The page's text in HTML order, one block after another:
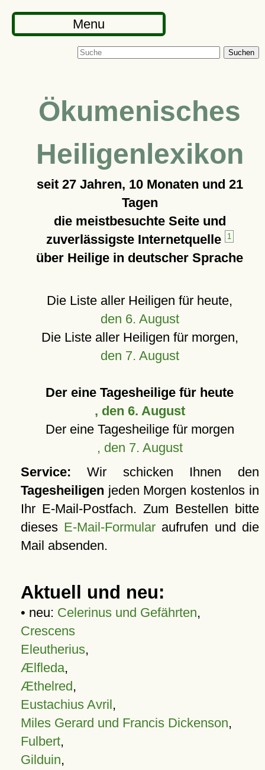
Menu
Suchen
Ökumenisches
Heiligenlexikon
seit 27 Jahren, 10 Monaten und 21
Tagen
die meistbesuchte Seite und
zuverlässigste Internetquelle
1
über Heilige in deutscher Sprache
Die Liste aller Heiligen für heute,
den 6. August
Die Liste aller Heiligen für morgen,
den 7. August
Der eine Tagesheilige für heute
, den 6. August
Der eine Tagesheilige für morgen
, den 7. August
Service: Wir schicken Ihnen den
Tagesheiligen jeden Morgen kostenlos in
Ihr E-Mail-Postfach. Zum Bestellen bitte
dieses E-Mail-Formular aufrufen und die
Mail absenden.
Aktuell und neu:
• neu: Celerinus und Gefährten,
Crescens
Eleutherius,
Ælfleda,
Æthelred,
Eustachius Avril,
Miles Gerard und Francis Dickenson,
Fulbert,
Gilduin,